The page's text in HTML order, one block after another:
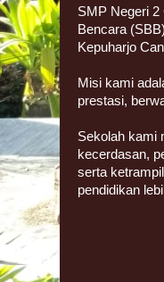
SMP Negeri
Bencara
Kepuharjo
Misi kami
prestasi,
Sekolah kami
kecerdasan,
serta
pendidikan